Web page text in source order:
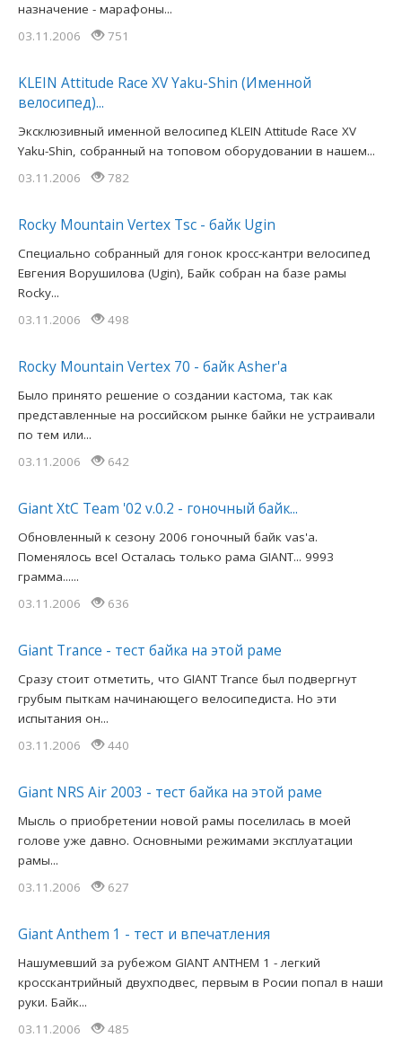
назначение - марафоны...
03.11.2006
751
KLEIN Attitude Race XV Yaku-Shin (Именной
велосипед)...
Эксклюзивный именной велосипед KLEIN Attitude Race XV
Yaku-Shin, собранный на топовом оборудовании в нашем...
03.11.2006
782
Rocky Mountain Vertex Tsc - байк Ugin
Специально собранный для гонок кросс-кантри велосипед
Евгения Ворушилова (Ugin), Байк собран на базе рамы
Rocky...
03.11.2006
498
Rocky Mountain Vertex 70 - байк Asher'а
Было принято решение о создании кастома, так как
представленные на российском рынке байки не устраивали
по тем или...
03.11.2006
642
Giant XtC Team '02 v.0.2 - гоночный байк...
Обновленный к сезону 2006 гоночный байк vas'a.
Поменялось все! Осталась только рама GIANT... 9993
грамма......
03.11.2006
636
Giant Trance - тест байка на этой раме
Сразу стоит отметить, что GIANT Trance был подвергнут
грубым пыткам начинающего велосипедиста. Но эти
испытания он...
03.11.2006
440
Giant NRS Air 2003 - тест байка на этой раме
Мысль о приобретении новой рамы поселилась в моей
голове уже давно. Основными режимами эксплуатации
рамы...
03.11.2006
627
Giant Anthem 1 - тест и впечатления
Нашумевший за рубежом GIANT ANTHEM 1 - легкий
кросскантрийный двухподвес, первым в Росии попал в наши
руки. Байк...
03.11.2006
485